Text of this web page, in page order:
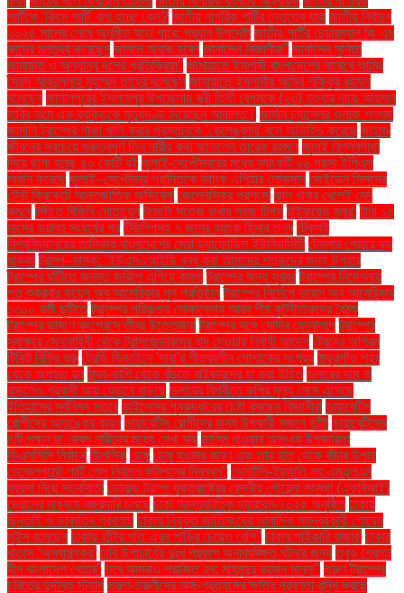
পার্টিকে ‘কিংস পার্টি’ বলা হচ্ছে কেন? জাতীয় নাগরিক পার্টির নেতৃত্বে যারা জাতীয় নির্বাচন
২০২৫ সালের শেষে অনুষ্ঠিত হতে পারে: প্রধান উপদেষ্টা জাতীয় পার্টির চেয়ারম্যান জি এম
কাদের মন্তব্য করেছেন জানলে অবাক হবেন জানালেন বিজ্ঞানীরা" জানালেন সুনিতা
জামায়াত ও অন্যান্য দলের প্রতিক্রিয়া'' জামায়াতে ইসলামী বাংলাদেশের নায়েবে আমির
সৈয়দ আবদুল্লাহ মুহাম্মদ তাহের বলেছেন জামায়াতে ইসলামীর আমির শফিকুর রহমান
বলেছেন জামালপুরের ইসলামপুর উপজেলায় স্ত্রী তিথী বেগমকে (২৩) হত্যার দায়ে আহসান
হাবিব নামে এক ব্যক্তিকে মৃত্যুদণ্ড দিয়েছেন আদালত। জার্মান চ্যান্সেলর ওলাফ শলৎজ
জার্মানি ট্রাম্পের গাজা খালি করার প্রস্তাবকে 'কেলেঙ্কারি' বলে অভিহিত করেছে জাহাজ
জীবনের সবচেয়ে গুরুত্বপূর্ণ তিন নারীর কথা জানালেন তারেক রহমান জুলাই বিপ্লবগাথা
নিয়ে ছাপা হচ্ছে ৪০ কোটি বই জুলাই-সেপ্টেম্বরের মধ্যে ব্যাংকটি ৬৬ পয়সা ইপিএস
অর্জন করেছে জুলাই–সেপ্টেম্বর প্রান্তিকে ব্যাংক এশিয়ার লোকসান জেইডেন সিলসের
টেস্ট ক্রিকেটে আন্তর্জাতিক অভিষেক জেলেনস্কির প্রশংসা ঝাল খাবার খেলেই মেদ
কমবে টঙ্গীতে বিজিবি মোতায়েন টমেটো সতেজ রাখার সহজ টিপস টাইফয়েড জ্বর: টানা ১৫
মাসের ভয়াবহ সংঘর্ষের পর টিউলিপসহ ৭ জনের ব্যাংক হিসাব তলব টেকসই
বিশ্ববিদ্যালয়ের তালিকায় বাংলাদেশের সেরা ড্যাফোডিল ইউনিভার্সিটি টেসলার শেয়ারে বড়
ধাক্কা ট্রাম্প–মাস্ক: ‘ইউএসএআইডি বন্ধ করা আমাদের শত্রুদের জন্য উপহার
ট্রাম্পের ঘাঁটিতে জনমত জরিপে এগিয়ে কমলা ট্রাম্পের জন্য সুখবর ট্রাম্পের নির্দেশনায়
গত শুক্রবার ভয়েস অব আমেরিকার মূল প্রতিষ্ঠান ট্রাম্পের নির্দেশে ভয়েস অব আমেরিকার
১৩০০ কর্মী ছুটিতে ট্রাম্পের পরিকল্পনা মোকাবেলায় আরব শীর্ষ কূটনীতিকদের বৈঠক
ট্রাম্পের ভাষণে কংগ্রেসে তীব্র উত্তেজনা ট্রাম্পের সঙ্গে মোদির ফোনালাপ ট্রাম্পের
স্বাক্ষরে সেনাবাহিনী থেকে ট্রান্সজেন্ডারদের বাদ দেওয়ার নির্বাহী আদেশ ট্রেনের অগ্রিম
টিকিট বিক্রি শুরু ট্রেন্ডি ডিজাইনে 'সারা'র শীতকালীন পোশাকের সংগ্রহ ঠাকুরগাঁও শহর
থেকে অপহৃত হন ঠান্ডা-কাশি থেকে বাঁচতে বাইকারদের যা করা উচিত ডলারের দাম না
বাড়লেও প্রবাসী আয় যেভাবে বাড়ছে ডলারের বিপরীতে রুপির মূল্য নেমে এসেছে
ইতিহাসের সর্বনিম্ন স্তরে ডাইনোসর পুনরুদ্ধারের চেষ্টা করছেন বিজ্ঞানীরা ডায়াবেটিস
রোগীদের আতঙ্কের কারণ ডায়াবেটিস রোগীদের জন্য উপকারী সজনে ডাঁটা ডায়াবেটিসের
৪টি লক্ষণ যা কেবল নারীদের মধ্যে দেখা যায় ডালিম খাওয়ার অসংখ্য উপকারিতা
ডিএসসিসি নির্বাচন ডিপসিক ডেঙ্গু ডেঙ্গু হওয়ার কারণ এবং তার হাত থেকে বাঁচার উপায়
ডেভেলপমেন্ট পার্টি পেল নির্বাচন কমিশনের নিবন্ধন" ডেসটিনি-ইভ্যালি সহ এমএলএম
ব্যবসা নিয়ে সতর্কবার্তা ডোনাল্ড ট্রাম্প যুক্তরাষ্ট্রের কেন্দ্রীয় গোয়েন্দা সংস্থা (এফবিআই)
ড্রোনের মাধ্যমে নজরদারি চলছে ঢাকা আন্তর্জাতিক ম্যারাথন-২০২৫ অনুষ্ঠিত ঢাকায়
ছিনতাই ও ডাকাতির প্রবণতা ঢাকায় নিযুক্ত জাতিসংঘের আবাসিক সমন্বয়কারী গোয়েন
লুইস বলেছেন ঢাকায় হাঁটার গতি এখন গাড়ির চেয়েও বেশি'' ঢাকার পাইকারি বাজার' ঢাকার
বাতাস ‘অস্বাস্থ্যকর’ ঢাবি উপাচার্যের দুঃখ প্রকাশ অনাকাঙ্ক্ষিত ঘটনার জন্য তবুও শ্রোতা
হীন বাংলাদেশ বেতার” তবে আমরাও পরাজিত হব: মাহমুদুর রহমান মান্না" তরুণ ট্রাম্পের
চরিত্রে দুর্দান্ত স্ট্যান তরুণ-তরুণীদের অঙ্গ-প্রত্যঙ্গের ক্ষতির প্রবণতা বৃদ্ধি করছে